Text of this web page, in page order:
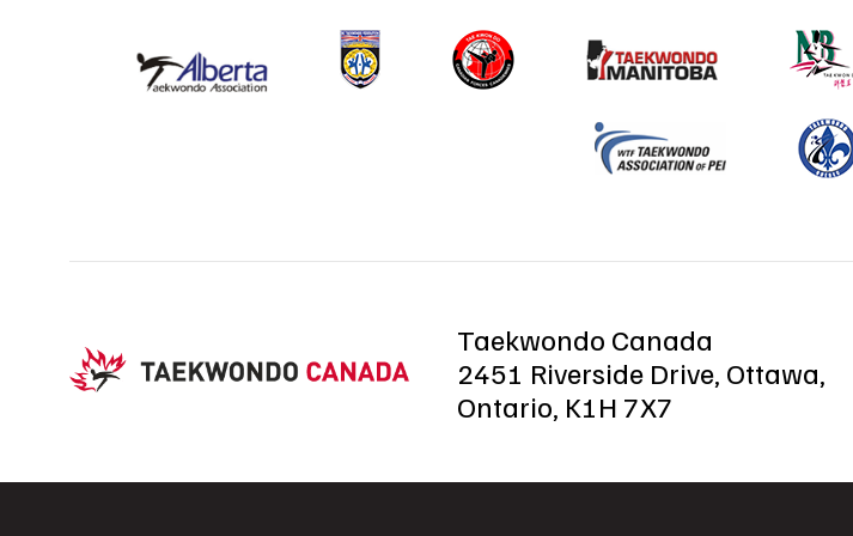
Taekwondo Canada
2451 Riverside Drive, Ottawa,
Ontario, K1H 7X7